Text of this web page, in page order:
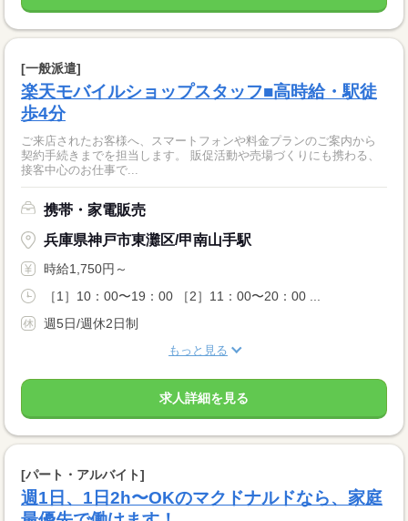
[一般派遣]
楽天モバイルショップスタッフ■高時給・駅徒
歩4分
ご来店されたお客様へ、スマートフォンや料金プランのご案内から
契約手続きまでを担当します。 販促活動や売場づくりにも携わる、
接客中心のお仕事で...
携帯・家電販売
兵庫県神戸市東灘区/甲南山手駅
時給1,750円～
［1］10：00〜19：00 ［2］11：00〜20：00 ...
週5日/週休2日制
もっと見る
求人詳細を見る
[パート・アルバイト]
週1日、1日2h〜OKのマクドナルドなら、家庭